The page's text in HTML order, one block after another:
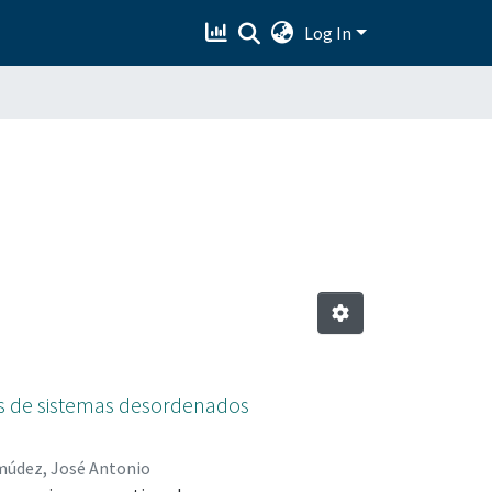
Log In
de sistemas desordenados
José Antonio